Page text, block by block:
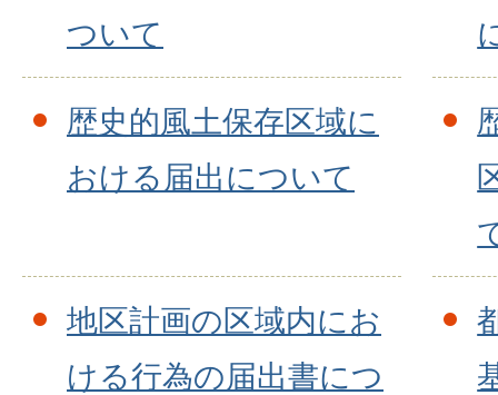
ついて
歴史的風土保存区域に
おける届出について
地区計画の区域内にお
ける行為の届出書につ